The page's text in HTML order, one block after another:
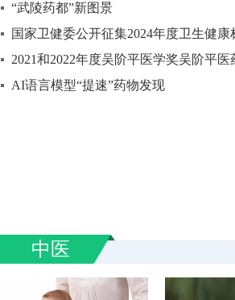
“武陵药都”新图景
国家卫健委公开征集2024年度卫生健康
2021和2022年度吴阶平医学奖吴阶平医
AI语言模型“提速”药物发现
中医